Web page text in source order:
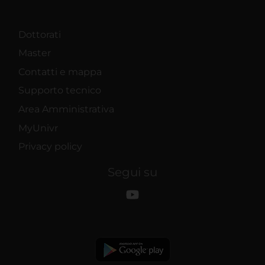
Dottorati
Master
Contatti e mappa
Supporto tecnico
Area Amministrativa
MyUnivr
Privacy policy
Segui su